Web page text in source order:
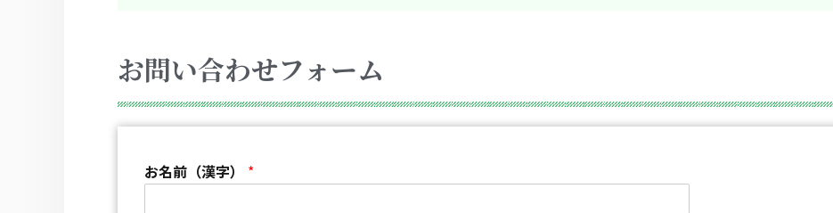
お問い合わせフォーム
お名前（漢字） *